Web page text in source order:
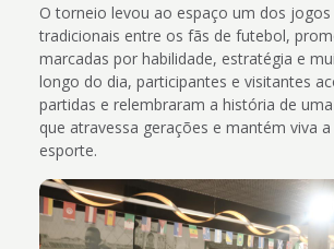
O torneio levou ao espaço um dos jogos
tradicionais entre os fãs de futebol,
marcadas por habilidade, estratégia e
longo do dia, participantes e visitantes
partidas e relembraram a história de
que atravessa gerações e mantém viva
esporte.